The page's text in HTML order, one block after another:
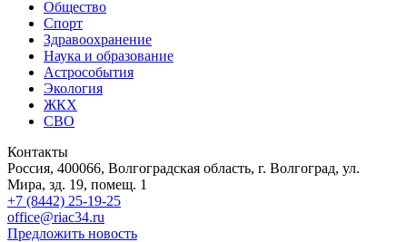
Общество
Спорт
Здравоохранение
Наука и образование
Астрособытия
Экология
ЖКХ
СВО
Контакты
Россия, 400066, Волгоградская область, г. Волгоград, ул.
Мира, зд. 19, помещ. 1
+7 (8442) 25-19-25
office@riac34.ru
Предложить новость